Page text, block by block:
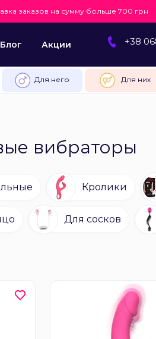
заказов на сумму больше 700 грн
Блог Акции +38
Для него Для них
вибраторы
Кролики
Для сосков